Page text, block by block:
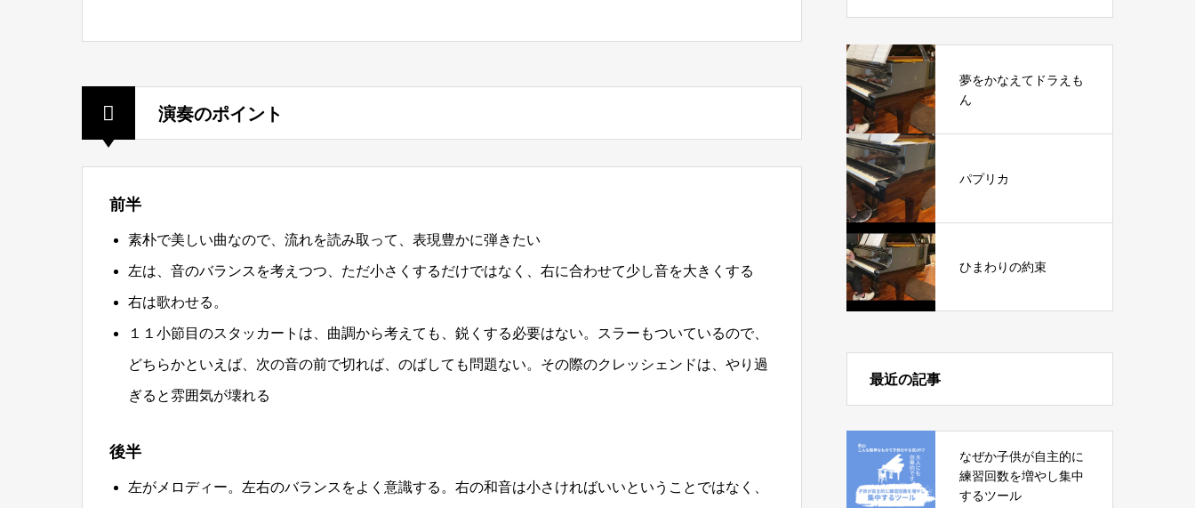
演奏のポイント
前半
素朴で美しい曲なので、流れを読み取って、表現豊かに弾きたい
左は、音のバランスを考えつつ、ただ小さくするだけではなく、右に合わせて少し音を大きくする
右は歌わせる。
１１小節目のスタッカートは、曲調から考えても、鋭くする必要はない。スラーもついているので、
どちらかといえば、次の音の前で切れば、のばしても問題ない。その際のクレッシェンドは、やり過
ぎると雰囲気が壊れる
後半
左がメロディー。左右のバランスをよく意識する。右の和音は小さければいいということではなく、
夢をかなえてドラえも
ん
パプリカ
ひまわりの約束
最近の記事
なぜか子供が自主的に
練習回数を増やし集中
するツール